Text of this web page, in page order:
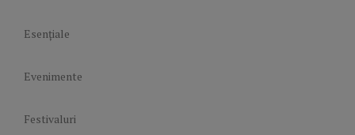
Esențiale
Evenimente
Festivaluri